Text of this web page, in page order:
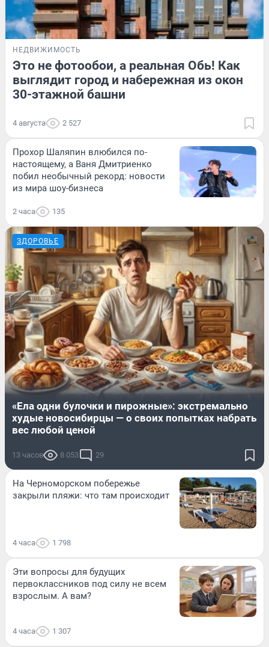
НЕДВИЖИМОСТЬ
Это не фотообои, а реальная Обь! Как
выглядит город и набережная из окон
30-этажной башни
4 августа 2 527
Прохор Шаляпин влюбился по-
настоящему, а Ваня Дмитриенко
побил необычный рекорд: новости
из мира шоу-бизнеса
2 часа 135
ЗДОРОВЬЕ
«Ела одни булочки и пирожные»: экстремально
худые новосибирцы — о своих попытках набрать
вес любой ценой
13 часов 8 053 29
На Черноморском побережье
закрыли пляжи: что там происходит
4 часа 1 798
Эти вопросы для будущих
первоклассников под силу не всем
взрослым. А вам?
4 часа 1 307